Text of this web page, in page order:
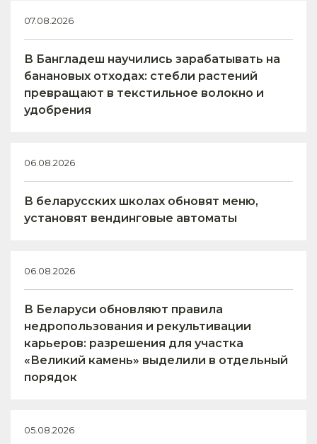
07.08.2026
В Бангладеш научились зарабатывать на
банановых отходах: стебли растений
превращают в текстильное волокно и
удобрения
06.08.2026
В беларусских школах обновят меню,
установят вендинговые автоматы
06.08.2026
В Беларуси обновляют правила
недропользования и рекультивации
карьеров: разрешения для участка
«Великий камень» выделили в отдельный
порядок
05.08.2026